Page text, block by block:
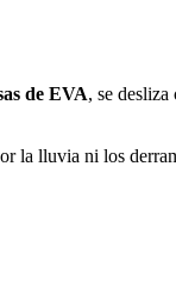
de EVA, se
la lluvia ni los